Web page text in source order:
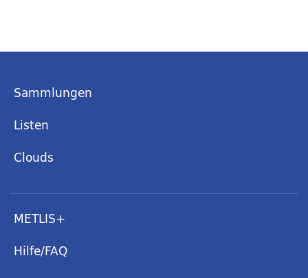
Sammlungen
Listen
Clouds
METLIS+
Hilfe/FAQ